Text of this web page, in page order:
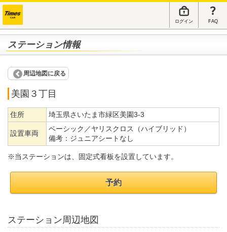
ログイン FAQ
ステーション情報
周辺地図に戻る
美園３丁目
住所 埼玉県さいたま市緑区美園3-3
設置車両
ベーシック／ヤリスクロス（ハイブリッド）
備考： ジュニアシートなし
※当ステーションは、固定式看板を設置しています。
予約
ステーション周辺地図